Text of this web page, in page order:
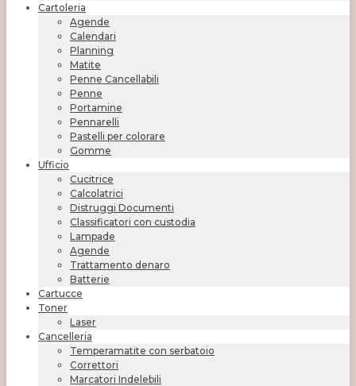
Cartoleria
Agende
Calendari
Planning
Matite
Penne Cancellabili
Penne
Portamine
Pennarelli
Pastelli per colorare
Gomme
Ufficio
Cucitrice
Calcolatrici
Distruggi Documenti
Classificatori con custodia
Lampade
Agende
Trattamento denaro
Batterie
Cartucce
Toner
Laser
Cancelleria
Temperamatite con serbatoio
Correttori
Marcatori Indelebili